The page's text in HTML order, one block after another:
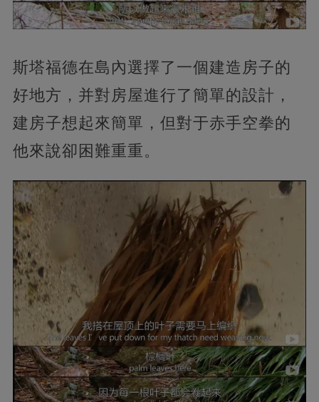
斯塔福德在島內選擇了一個建造房子的
好地方，并對房屋進行了簡單的設計，
建房子想起來簡單，但對于赤手空拳的
他來說卻困難重重。